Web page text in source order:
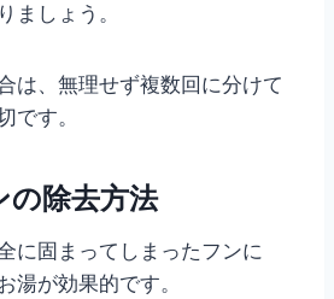
ましょう。
は、無理せず複数回に分けて
です。
の除去方法
に固まってしまったフンに
湯が効果的です。